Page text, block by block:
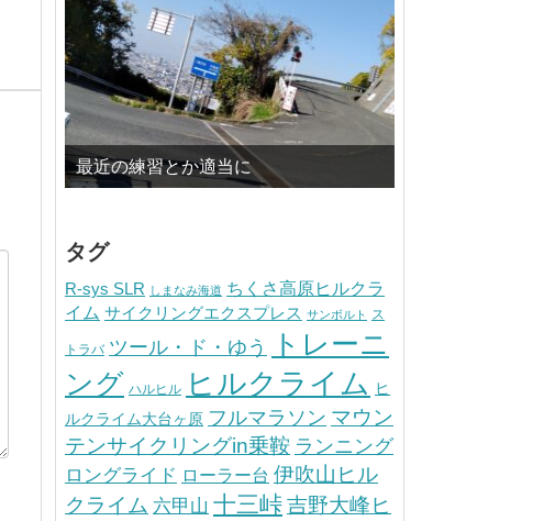
最近の練習とか適当に
タグ
R-sys SLR しまなみ海道 ちくさ高原ヒルクラ
イム サイクリングエクスプレス サンボルト ス
トラバ ツール・ド・ゆう
トレーニ
ング ハルヒル ヒルクライム ヒ
ルクライム大台ヶ原 フルマラソン マウン
テンサイクリングin乗鞍 ランニング
ロングライド ローラー台 伊吹山ヒル
クライム 六甲山 十三峠吉野大峰ヒ